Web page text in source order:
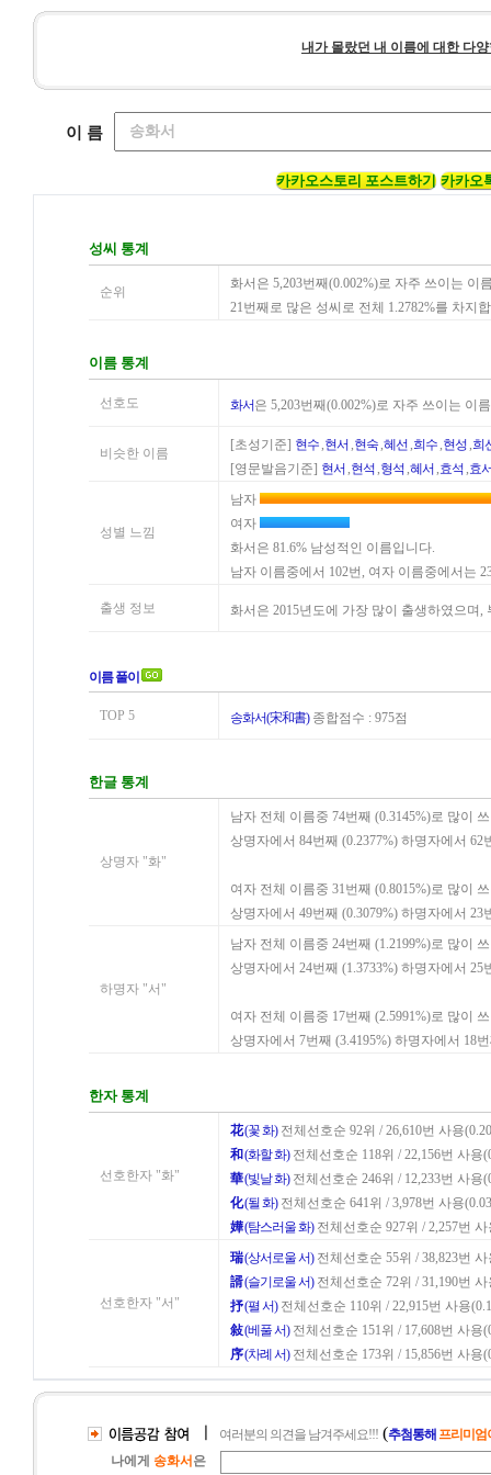
내가 몰랐던 내 이름에 대한 다
이 름
카카오스토리 포스트하기 카카오
성씨 통계
순위
화서은 5,203번째(0.002%)로 자주 쓰이는
21번째로 많은 성씨로 전체 1.2782%를 차지
이름 통계
선호도 화서은 5,203번째(0.002%)로 자주 쓰이는 이
비슷한 이름
[초성기준] 현수,현서 ,현숙,혜선 ,희수,현성,희
[영문발음기준] 현서 ,현석 ,형석 ,혜서 ,효석 ,효
성별 느낌
남자
여자
화서은 81.6% 남성적인 이름입니다.
남자 이름중에서 102번, 여자 이름중에서는
출생 정보 화서은 2015년도에 가장 많이 출생하였으며
이름 풀이
TOP 5 송화서(宋和書)종합점수 : 975점
한글 통계
상명자 "화"
남자 전체 이름중 74번째 (0.3145%)로 많이
상명자에서 84번째 (0.2377%) 하명자에서 62
여자 전체 이름중 31번째 (0.8015%)로 많이
상명자에서 49번째 (0.3079%) 하명자에서 23
하명자 "서"
남자 전체 이름중 24번째 (1.2199%)로 많이
상명자에서 24번째 (1.3733%) 하명자에서 25
여자 전체 이름중 17번째 (2.5991%)로 많이
상명자에서 7번째 (3.4195%) 하명자에서 18
한자 통계
선호한자 "화"
花(꽃 화)전체선호순 92위 / 26,610번 사용
和 (화할 화)전체선호순 118위 / 22,156번 사용
華(빛날 화)전체선호순 246위 / 12,233번 사용
化(될 화)전체선호순 641위 / 3,978번 사용
嬅(탐스러울 화)전체선호순 927위 / 2,257번 사
선호한자 "서"
瑞(상서로울 서)전체선호순 55위 / 38,823번 사
諝(슬기로울 서)전체선호순 72위 / 31,190번 사
抒(펼 서)전체선호순 110위 / 22,915번 사용
敍(베풀 서)전체선호순 151위 / 17,608번 사용
序(차례 서)전체선호순 173위 / 15,856번 사용
여러분의 의견을 남겨주세요!!! (추첨통해 프리미엄
나에게 송화서 은